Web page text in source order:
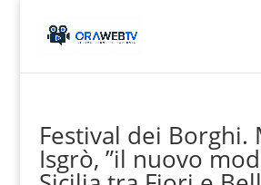
Festival dei Borghi.
Isgrò, ”il nuovo